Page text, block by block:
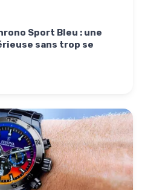
Sport Bleu : une
sans trop se